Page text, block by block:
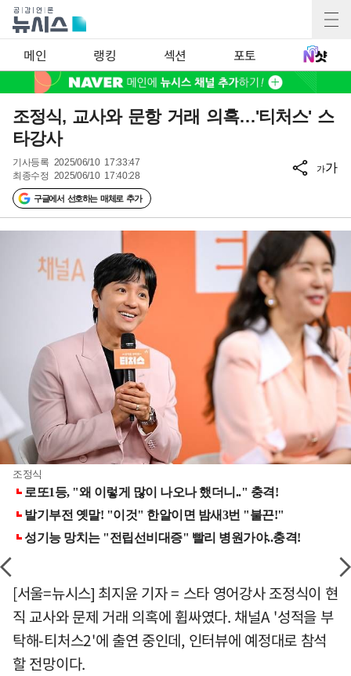
메인 랭킹 섹션 포토
조정식, 교사와 문항 거래 의혹…'티처스' 스
타강사
기사등록 2025/06/10 17:33:47
최종수정 2025/06/10 17:40:28
구글에서 선호하는 매체로 추가
가가
조정식
[서울=뉴시스] 최지윤 기자 = 스타 영어강사 조정식이 현
직 교사와 문제 거래 의혹에 휩싸였다. 채널A '성적을 부
탁해-티처스2'에 출연 중인데, 인터뷰에 예정대로 참석
할 전망이다.